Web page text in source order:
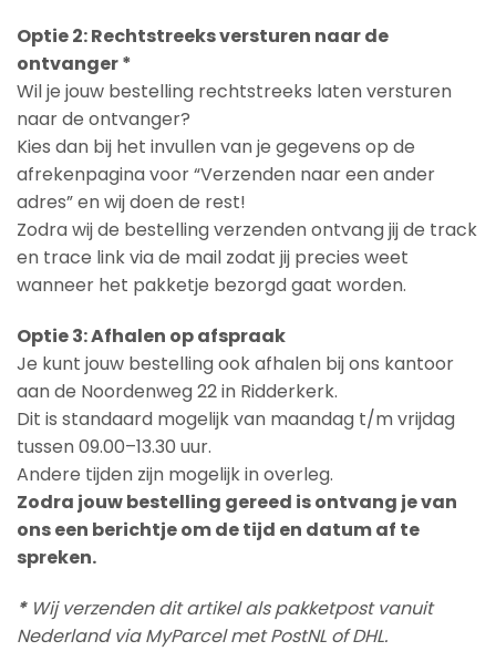
Optie 2: Rechtstreeks versturen naar de
ontvanger *
Wil je jouw bestelling rechtstreeks laten versturen
naar de ontvanger?
Kies dan bij het invullen van je gegevens op de
afrekenpagina voor “Verzenden naar een ander
adres” en wij doen de rest!
Zodra wij de bestelling verzenden ontvang jij de track
en trace link via de mail zodat jij precies weet
wanneer het pakketje bezorgd gaat worden.
Optie 3: Afhalen op afspraak
Je kunt jouw bestelling ook afhalen bij ons kantoor
aan de Noordenweg 22 in Ridderkerk.
Dit is standaard mogelijk van maandag t/m vrijdag
tussen 09.00–13.30 uur.
Andere tijden zijn mogelijk in overleg.
Zodra jouw bestelling gereed is ontvang je van
ons een berichtje om de tijd en datum af te
spreken.
*Wij verzenden dit artikel als pakketpost vanuit
Nederland via MyParcel met PostNL of DHL.